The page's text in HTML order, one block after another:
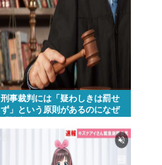
刑事裁判には「疑わしきは罰せ
ず」という原則があるのになぜ
う確かめようが無いもので有罪